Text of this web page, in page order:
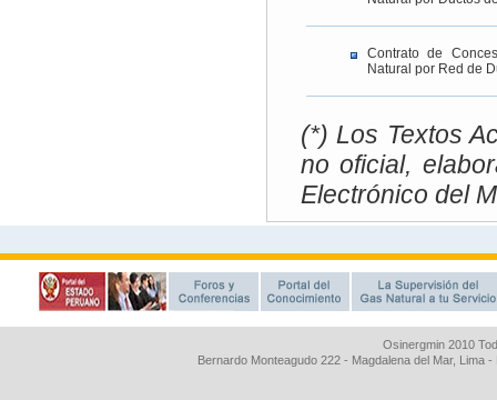
Osinergmin 2010
Bernardo Monteagudo 222 - Magdalena del Mar, Lima